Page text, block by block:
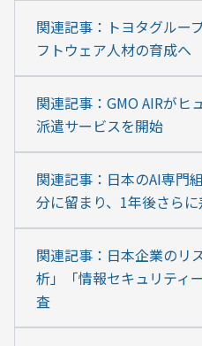
関連記事：トヨタグルー
フトウェア人材の育成へ
関連記事：GMO AIRがヒ
派遣サービスを開始
関連記事：日本のAI専門
分に留まり、1年後さらに
関連記事：日本企業のリ
析」「情報セキュリテ
査